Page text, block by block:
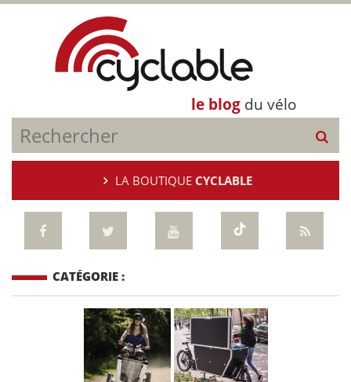
le blog du vélo
LA BOUTIQUE CYCLABLE
CATÉGORIE :